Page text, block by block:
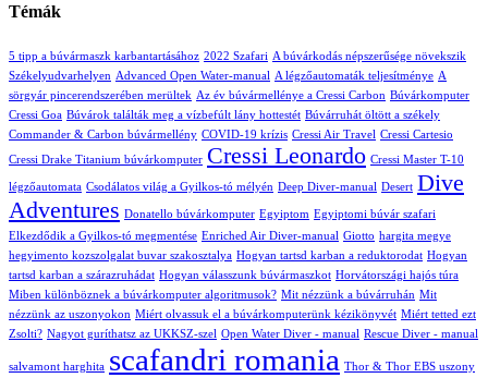
Témák
5 tipp a búvármaszk karbantartásához 2022 Szafari A búvárkodás népszerűsége növekszik
Székelyudvarhelyen Advanced Open Water-manual A légzőautomaták teljesítménye A
sörgyár pincerendszerében merültek Az év búvármellénye a Cressi Carbon Búvárkomputer
Cressi Goa Búvárok találták meg a vízbefúlt lány hottestét Búvárruhát öltött a székely
Commander & Carbon búvármellény COVID-19 krízis Cressi Air Travel Cressi Cartesio
Cressi Drake Titanium búvárkomputer Cressi Leonardo Cressi Master T-10
légzőautomata Csodálatos világ a Gyilkos-tó mélyén Deep Diver-manual Desert Dive
Adventures Donatello búvárkomputer Egyiptom Egyiptomi búvár szafari
Elkezdődik a Gyilkos-tó megmentése Enriched Air Diver-manual Giotto hargita megye
hegyimento kozszolgalat buvar szakosztalya Hogyan tartsd karban a reduktorodat Hogyan
tartsd karban a szárazruhádat Hogyan válasszunk búvármaszkot Horvátországi hajós túra
Miben különböznek a búvárkomputer algoritmusok? Mit nézzünk a búvárruhán Mit
nézzünk az uszonyokon Miért olvassuk el a búvárkomputerünk kézikönyvét Miért tetted ezt
Zsolti? Nagyot guríthatsz az UKKSZ-szel Open Water Diver - manual Rescue Diver - manual
salvamont harghita scafandri romania Thor & Thor EBS uszony